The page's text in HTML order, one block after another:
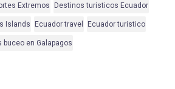
Extremos Destinos turisticos Ecuador
Islands Ecuador travel Ecuador turistico
buceo en Galapagos